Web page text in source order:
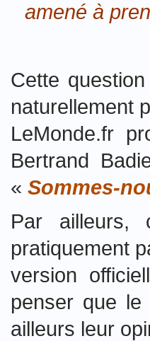
amené à
Cette
naturellement
LeMonde.fr
Bertrand
« Sommes-
Par ailleurs,
pratiquement
version
penser que le
ailleurs leur